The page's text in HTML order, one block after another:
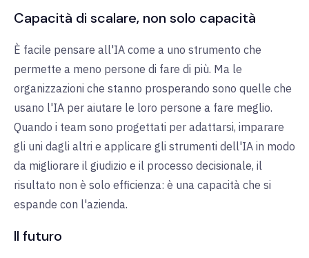
Capacità di scalare, non solo capacità
È facile pensare all'IA come a uno strumento che
permette a meno persone di fare di più. Ma le
organizzazioni che stanno prosperando sono quelle che
usano l'IA per aiutare le loro persone a fare meglio.
Quando i team sono progettati per adattarsi, imparare
gli uni dagli altri e applicare gli strumenti dell'IA in modo
da migliorare il giudizio e il processo decisionale, il
risultato non è solo efficienza: è una capacità che si
espande con l'azienda.
Il futuro